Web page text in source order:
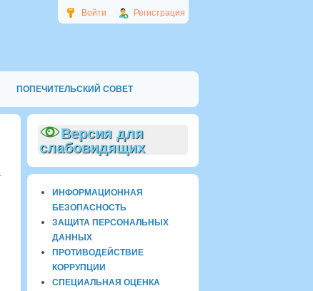
Войти Регистрация
ПОПЕЧИТЕЛЬСКИЙ СОВЕТ
Версия для
слабовидящих
ИНФОРМАЦИОННАЯ
БЕЗОПАСНОСТЬ
ЗАЩИТА ПЕРСОНАЛЬНЫХ
ДАННЫХ
ПРОТИВОДЕЙСТВИЕ
КОРРУПЦИИ
СПЕЦИАЛЬНАЯ ОЦЕНКА